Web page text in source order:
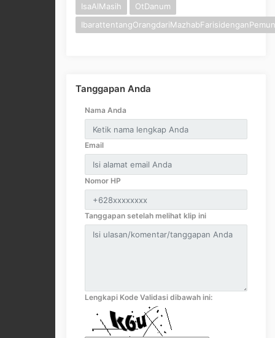
IsaAlMasih
OtDanum
Tanggapan Anda
Nama Anda
Email
Nomor HP
Tanggapan setelah melihat klip ini
Lengkapi Kode Validasi dibawah ini: